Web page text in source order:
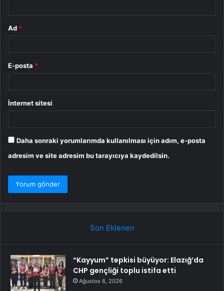
Ad *
E-posta *
İnternet sitesi
Daha sonraki yorumlarımda kullanılması için adım, e-posta
adresim ve site adresim bu tarayıcıya kaydedilsin.
Son Eklenen
“Kayyum” tepkisi büyüyor: Elazığ’da
CHP gençliği toplu istifa etti
Ağustos 6, 2026